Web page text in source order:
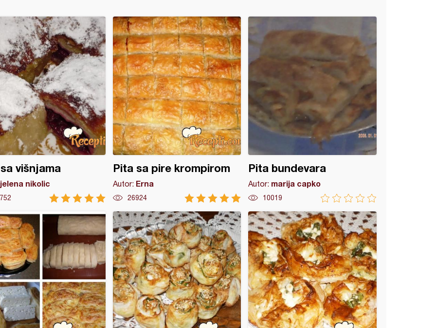
višnjama
jelena nikolic
Pita sa pire krompirom
Autor: Erna
26924
Pita bundevara
Autor: marija capko
10019